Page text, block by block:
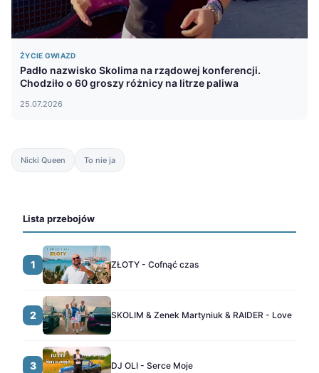
ŻYCIE GWIAZD
Padło nazwisko Skolima na rządowej konferencji.
Chodziło o 60 groszy różnicy na litrze paliwa
25.07.2026
Nicki Queen To nie ja
Lista przebojów
1 ZŁOTY - Cofnąć czas
2 SKOLIM & Zenek Martyniuk & RAIDER - Love
3 DJ OLI - Serce Moje